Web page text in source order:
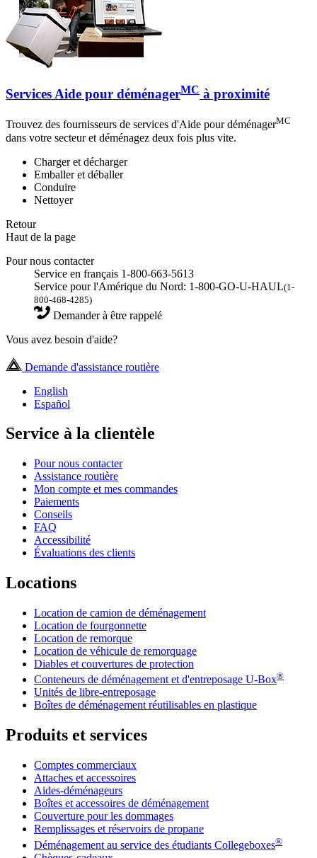
Services Aide pour déménagerMC à proximité
Trouvez des fournisseurs de services d'Aide pour déménagerMC
dans votre secteur et déménagez deux fois plus vite.
Charger et décharger
Emballer et déballer
Conduire
Nettoyer
Retour
Haut de la page
Pour nous contacter
Service en français 1-800-663-5613
Service pour l'Amérique du Nord: 1-800-GO-U-HAUL(1-
800-468-4285)
Demander à être rappelé
Vous avez besoin d'aide?
Demande d'assistance routière
English
Español
Service à la clientèle
Pour nous contacter
Assistance routière
Mon compte et mes commandes
Paiements
Conseils
FAQ
Accessibilité
Évaluations des clients
Locations
Location de camion de déménagement
Location de fourgonnette
Location de remorque
Location de véhicule de remorquage
Diables et couvertures de protection
Conteneurs de déménagement et d'entreposage U-Box®
Unités de libre-entreposage
Boîtes de déménagement réutilisables en plastique
Produits et services
Comptes commerciaux
Attaches et accessoires
Aides-déménageurs
Boîtes et accessoires de déménagement
Couverture pour les dommages
Remplissages et réservoirs de propane
Déménagement au service des étudiants Collegeboxes®